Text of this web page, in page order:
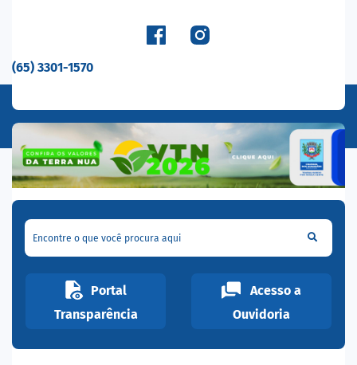
(65) 3301-1570
Encontre o que você procura aqui
Portal
Transparência
Acesso a
Ouvidoria